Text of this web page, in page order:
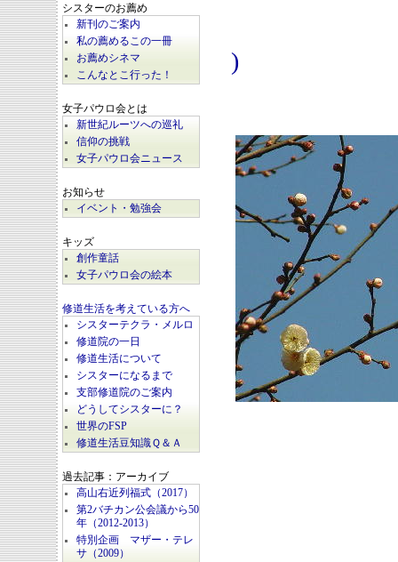
シスターのお薦め
新刊のご案内
私の薦めるこの一冊
お薦めシネマ
こんなとこ行った！
女子パウロ会とは
新世紀ルーツへの巡礼
信仰の挑戦
女子パウロ会ニュース
お知らせ
イベント・勉強会
キッズ
創作童話
女子パウロ会の絵本
修道生活を考えている方へ
シスターテクラ・メルロ
修道院の一日
修道生活について
シスターになるまで
支部修道院のご案内
どうしてシスターに？
世界のFSP
修道生活豆知識Ｑ＆Ａ
過去記事：アーカイブ
高山右近列福式（2017）
第2バチカン公会議から50
年（2012-2013）
特別企画 マザー・テレ
サ（2009）
)